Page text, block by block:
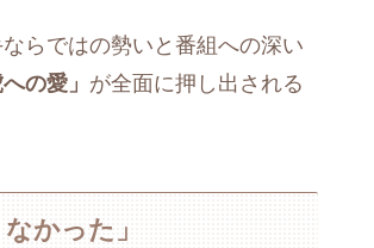
らではの勢いと番組への深い
の愛」 が全面に押し出される
かった」